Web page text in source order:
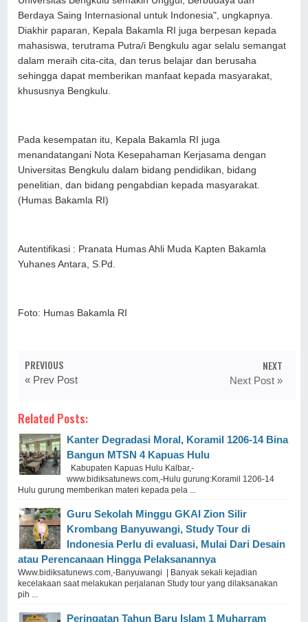
Berdaya Saing Internasional untuk Indonesia", ungkapnya.
Diakhir paparan, Kepala Bakamla RI juga berpesan kepada
mahasiswa, terutrama Putra/i Bengkulu agar selalu semangat
dalam meraih cita-cita, dan terus belajar dan berusaha
sehingga dapat memberikan manfaat kepada masyarakat,
khususnya Bengkulu.
Pada kesempatan itu, Kepala Bakamla RI juga
menandatangani Nota Kesepahaman Kerjasama dengan
Universitas Bengkulu dalam bidang pendidikan, bidang
penelitian, dan bidang pengabdian kepada masyarakat.
(Humas Bakamla RI)
Autentifikasi : Pranata Humas Ahli Muda Kapten Bakamla
Yuhanes Antara, S.Pd.
Foto: Humas Bakamla RI
PREVIOUS
« Prev Post
NEXT
Next Post »
Related Posts:
Kanter Degradasi Moral, Koramil 1206-14 Bina
Bangun MTSN 4 Kapuas Hulu
Kabupaten Kapuas Hulu Kalbar,-
www.bidiksatunews.com,-Hulu gurung:Koramil 1206-14
Hulu gurung memberikan materi kepada pela ...
Guru Sekolah Minggu GKAI Zion Silir
Krombang Banyuwangi, Study Tour di
Indonesia Perlu di evaluasi, Mulai Dari Desain
atau Perencanaan Hingga Pelaksanannya
Www.bidiksatunews.com,-Banyuwangi | Banyak sekali kejadian
kecelakaan saat melakukan perjalanan Study tour yang dilaksanakan
pih ...
Peringatan Tahun Baru Islam 1 Muharram